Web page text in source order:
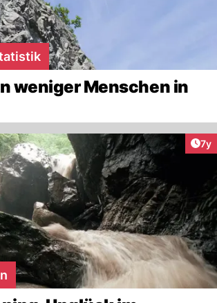
weniger Menschen in
7y